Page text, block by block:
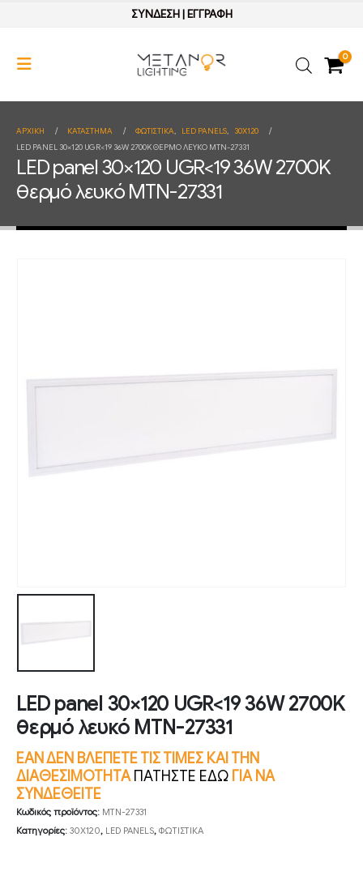
ΣΥΝΔΕΣΗ| ΕΓΓΡΑΦΗ
0
ΑΡΧΙΚΉ ΚΑΤΆΣΤΗΜΑ ΦΩΤΙΣΤΙΚΑ, LED PANELS,
30X120
LED PANEL 30×120 UGR<19 36W 2700K ΘΕΡΜΌ ΛΕΥΚΌ MTN-27331
LED panel 30×120 UGR<19 36W 2700K
θερμό λευκό MTN-27331
LED panel 30×120 UGR<19 36W 2700K
θερμό λευκό MTN-27331
ΕΑΝ ΔΕΝ ΒΛΕΠΕΤΕ ΤΙΣ ΤΙΜΕΣ ΚΑΙ ΤΗΝ
ΔΙΑΘΕΣΙΜΟΤΗΤΑ ΠΑΤΗΣΤΕ ΕΔΩ ΓΙΑ ΝΑ
ΣΥΝΔΕΘΕΙΤΕ
Κωδικός προϊόντος: MTN-27331
Κατηγορίες: 30X120, LED PANELS, ΦΩΤΙΣΤΙΚΑ